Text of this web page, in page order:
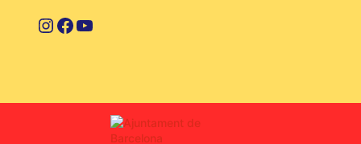
I
t
F
e
Y
T